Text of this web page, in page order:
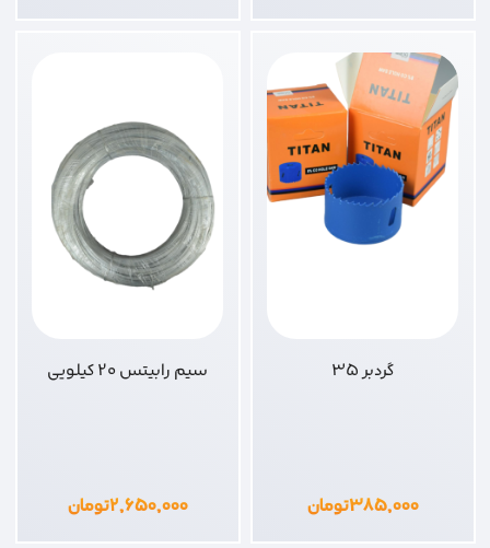
گردبر 35
۳۸۵,۰۰۰تومان
سیم رابیتس 20 کیلویی
۲,۶۵۰,۰۰۰تومان